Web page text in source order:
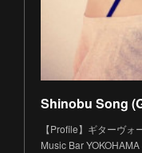
Shinobu Song
【Profile】ギターヴ
Music Bar